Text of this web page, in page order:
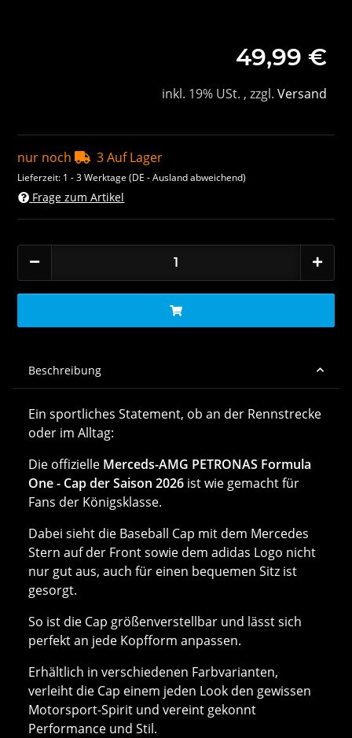
49,99 €
inkl. 19% USt. , zzgl. Versand
nur noch 3 Auf Lager
Lieferzeit: 1 - 3 Werktage(DE - Ausland abweichend)
Frage zum Artikel
Beschreibung
Ein sportliches Statement, ob an der Rennstrecke
oder im Alltag:
Die offizielle Merceds-AMG PETRONAS Formula
One - Cap der Saison 2026 ist wie gemacht für
Fans der Königsklasse.
Dabei sieht die Baseball Cap mit dem Mercedes
Stern auf der Front sowie dem adidas Logo nicht
nur gut aus, auch für einen bequemen Sitz ist
gesorgt.
So ist die Cap größenverstellbar und lässt sich
perfekt an jede Kopfform anpassen.
Erhältlich in verschiedenen Farbvarianten,
verleiht die Cap einem jeden Look den gewissen
Motorsport-Spirit und vereint gekonnt
Performance und Stil.